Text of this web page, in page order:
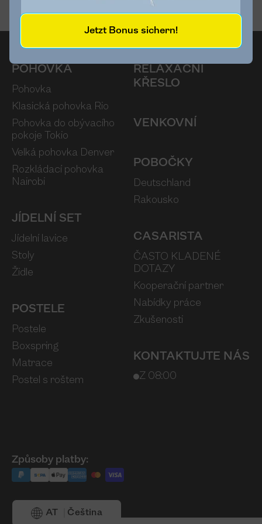
POHOVKA
Pohovka
Klasická pohovka Rio
Pohovka do obývacího
pokoje Tokio
Velká pohovka Denver
Rozkládací pohovka
Nairobi
JÍDELNÍ SET
Jídelní lavice
Stoly
Židle
POSTELE
Postele
Boxspring
Matrace
Postel s roštem
RELAXAČNÍ
KŘESLO
VENKOVNÍ
POBOČKY
Deutschland
Rakousko
CASARISTA
ČASTO KLADENÉ
DOTAZY
Kooperační partner
Nabídky práce
Zkušenosti
KONTAKTUJTE NÁS
Z 08:00
Způsoby platby:
AT Čeština
Jetzt Bonus sichern!